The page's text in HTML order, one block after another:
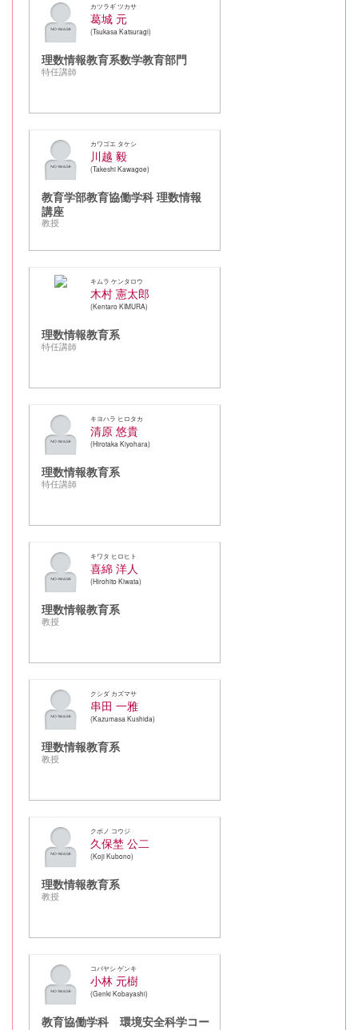
カツラギ ツカサ
葛城 元
Tsukasa Katsuragi
理数情報教育系数学教育部門
特任講師
カワゴエ タケシ
川越 毅
Takeshi Kawagoe
教育学部教育協働学科 理数情報
講座
教授
キムラ ケンタロウ
木村 憲太郎
Kentaro KIMURA
理数情報教育系
特任講師
キヨハラ ヒロタカ
清原 悠貴
Hirotaka Kiyohara
理数情報教育系
特任講師
キワタ ヒロヒト
喜綿 洋人
Hirohito Kiwata
理数情報教育系
教授
クシダ カズマサ
串田 一雅
Kazumasa Kushida
理数情報教育系
教授
クボノ コウジ
久保埜 公二
Koji Kubono
理数情報教育系
教授
コバヤシ ゲンキ
小林 元樹
Genki Kobayashi
教育協働学科 環境安全科学コー